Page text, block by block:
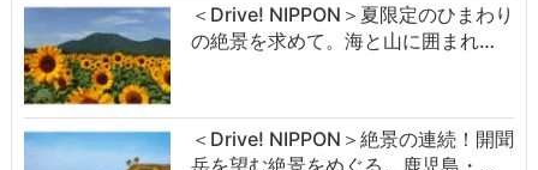
＜Drive! NIPPON＞夏限定のひまわり
の絶景を求めて。海と山に囲まれ…
＜Drive! NIPPON＞絶景の連続！開聞